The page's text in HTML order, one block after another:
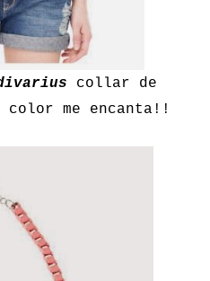
collar de
me encanta!!